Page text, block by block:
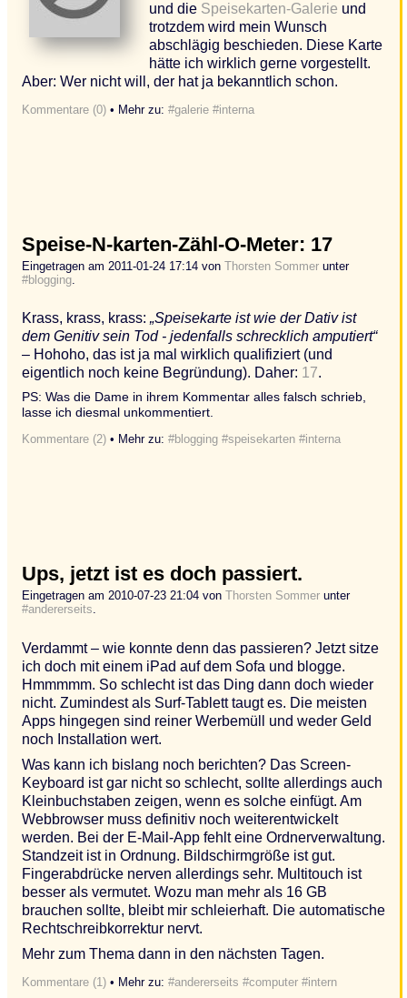
und die Speisekarten-Galerie und
trotzdem wird mein Wunsch
abschlägig beschieden. Diese Karte
hätte ich wirklich gerne vorgestellt.
Aber: Wer nicht will, der hat ja bekanntlich schon.
Kommentare (0) • Mehr zu: #galerie #interna
Speise-N-karten-Zähl-O-Meter: 17
Eingetragen am 2011-01-24 17:14 von Thorsten Sommer unter
#blogging
Krass, krass, krass: „Speisekarte ist wie der Dativ ist
dem Genitiv sein Tod - jedenfalls schrecklich amputiert“
– Hohoho, das ist ja mal wirklich qualifiziert (und
eigentlich noch keine Begründung). Daher: 17.
PS: Was die Dame in ihrem Kommentar alles falsch schrieb,
lasse ich diesmal unkommentiert.
Kommentare (2) • Mehr zu: #blogging #speisekarten #interna
Ups, jetzt ist es doch passiert.
Eingetragen am 2010-07-23 21:04 von Thorsten Sommer unter
#andererseits.
Verdammt – wie konnte denn das passieren? Jetzt sitze
ich doch mit einem iPad auf dem Sofa und blogge.
Hmmmmm. So schlecht ist das Ding dann doch wieder
nicht. Zumindest als Surf-Tablett taugt es. Die meisten
Apps hingegen sind reiner Werbemüll und weder Geld
noch Installation wert.
Was kann ich bislang noch berichten? Das Screen-
Keyboard ist gar nicht so schlecht, sollte allerdings auch
Kleinbuchstaben zeigen, wenn es solche einfügt. Am
Webbrowser muss definitiv noch weiterentwickelt
werden. Bei der E-Mail-App fehlt eine Ordnerverwaltung.
Standzeit ist in Ordnung. Bildschirmgröße ist gut.
Fingerabdrücke nerven allerdings sehr. Multitouch ist
besser als vermutet. Wozu man mehr als 16 GB
brauchen sollte, bleibt mir schleierhaft. Die automatische
Rechtschreibkorrektur nervt.
Mehr zum Thema dann in den nächsten Tagen.
Kommentare (1) • Mehr zu: #andererseits #computer #intern